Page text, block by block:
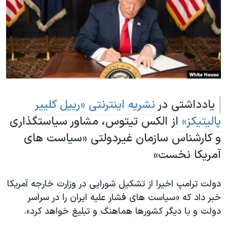
فرهنگ و زندگی
حقوق شهروندی
اقتصادی
علم و فناوری
گالری عکس
آرشیو پخش زنده
مستندها
انتخابات ریاست جمهوری آمریکا ۲۰۲۴
حمله جمهوری اسلامی به اسرائیل
رمز مهسا
اعتراضات زن، زندگی، آزادی
مجموعه مستندهای دادخواهی
تریبونال مردمی آبان ۹۸
دادگاه حمید نوری
قانون شفافیت دارائی کادر رهبری ایران
اعتراضات مردمی آبان ۹۸
دنبال کنید
زبانهای مختلف
یادداشتی در نشریه اینترنتی «رییل کلییر
پالیتیکز» از الکس تیتوس، مشاور سیاستگذاری
و کارشناس سازمان غیردولتی «سیاست های
آمریکا نخست»
دولت ترامپ اخیرا از تشکیل شورایی در وزارت خارجه آمریکا
خبر داد که «سیاست های فشار علیه ایران را در سراسر
دولت و با دیگر کشورها هماهنگ و تبلیغ خواهد کرد».